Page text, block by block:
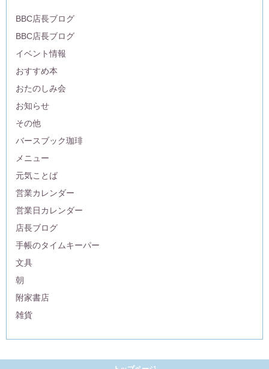
BBC店長ブログ
BBC店長ブログ
イベント情報
おすすめ本
おたのしみ会
お知らせ
その他
バースブック珈琲
メニュー
元気ことば
営業カレンダー
営業日カレンダー
店長ブログ
手帳のタイムキーパー
文具
朝
附家書店
雑貨